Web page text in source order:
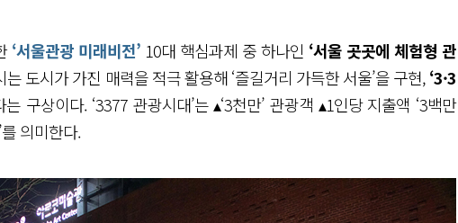
‘서울관광 미래비전’ 10대 핵심과제 중 하나인 ‘서울 곳곳에 체험형 관
도시가 가진 매력을 적극 활용해 ‘즐길거리 가득한 서울’을 구현,‘3·3
구상이다. ‘3377 관광시대’는 ▴‘3천만’ 관광객 ▴1인당 지출액 ‘3백만
를 의미한다.